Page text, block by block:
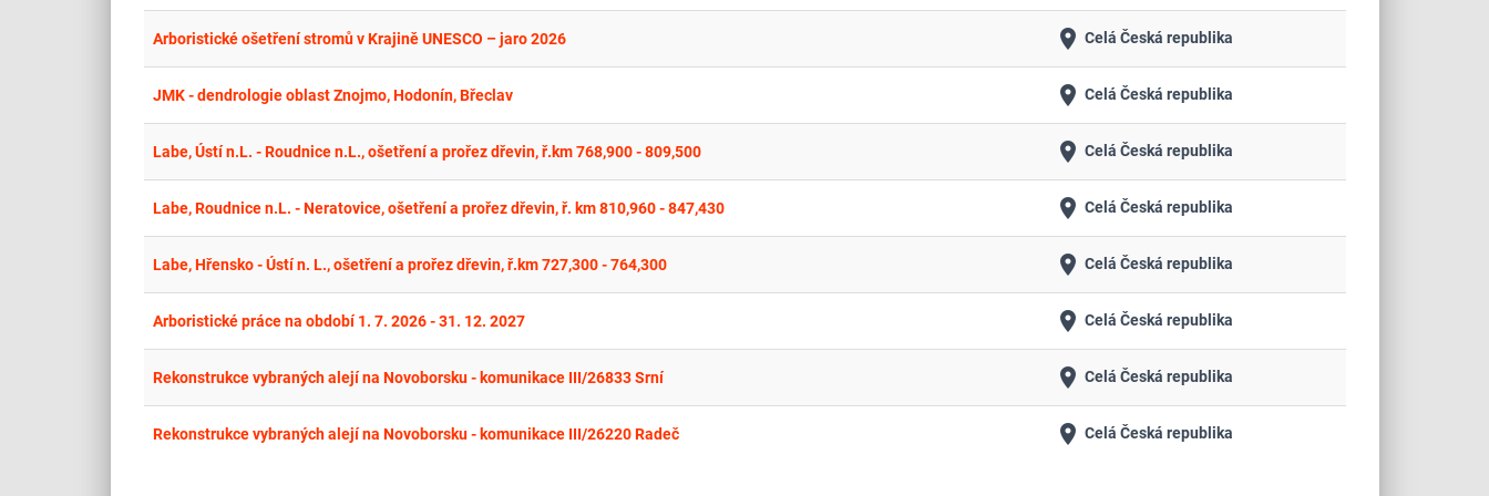
Arboristické ošetření stromů v Krajině UNESCO – jaro 2026 place Celá Česká republika
JMK - dendrologie oblast Znojmo, Hodonín, Břeclav place Celá Česká republika
Labe, Ústí n.L. - Roudnice n.L., ošetření a prořez dřevin, ř.km 768,900 - 809,500 place Celá Česká republika
Labe, Roudnice n.L. - Neratovice, ošetření a prořez dřevin, ř. km 810,960 - 847,430 place Celá Česká republika
Labe, Hřensko - Ústí n. L., ošetření a prořez dřevin, ř.km 727,300 - 764,300 place Celá Česká republika
Arboristické práce na období 1. 7. 2026 - 31. 12. 2027 place Celá Česká republika
Rekonstrukce vybraných alejí na Novoborsku - komunikace III/26833 Srní place Celá Česká republika
Rekonstrukce vybraných alejí na Novoborsku - komunikace III/26220 Radeč place Celá Česká republika